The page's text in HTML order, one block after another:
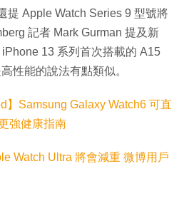
提 Apple Watch Series 9 型號將
記者 Mark Gurman 提及新
13 系列首次搭載的 A15
性能的說法有點類似。
】Samsung Galaxy Watch6 可直
強健康指南
Watch Ultra 將會減重 微博用戶